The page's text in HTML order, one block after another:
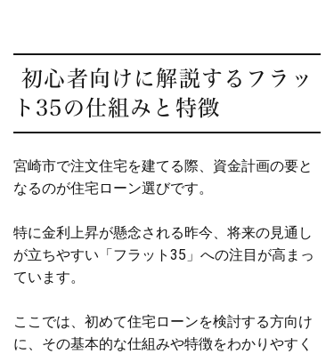
初心者向けに解説するフラッ
ト35の仕組みと特徴
宮崎市で注文住宅を建てる際、資金計画の要と
なるのが住宅ローン選びです。
特に金利上昇が懸念される昨今、将来の見通し
が立ちやすい「フラット35」への注目が高まっ
ています。
ここでは、初めて住宅ローンを検討する方向け
に、その基本的な仕組みや特徴をわかりやすく